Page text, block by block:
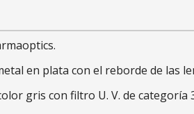
en plata con el reborde de las
gris con filtro U. V. de categoría